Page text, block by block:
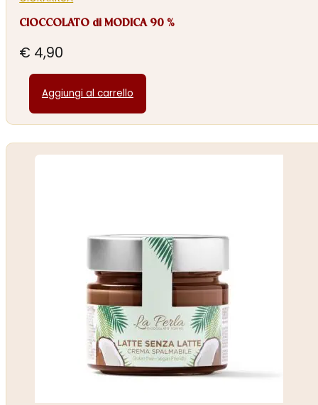
CIOCCOLATO di MODICA 90 %
€ 4,90
Aggiungi al carrello